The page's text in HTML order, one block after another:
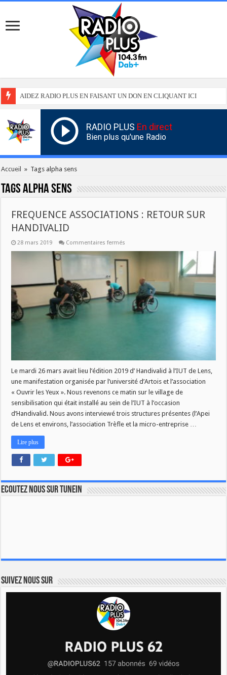
AIDEZ RADIO PLUS EN FAISANT UN DON EN CLIQUANT ICI
RADIO PLUS En direct
Bien plus qu'une Radio
Accueil » Tags alpha sens
Tagsalpha sens
FREQUENCE ASSOCIATIONS : RETOUR SUR
HANDIVALID
28 mars 2019 Commentaires fermés
:
HANDIVALID
Le mardi 26 mars avait lieu l’édition 2019 d’ Handivalid à l’IUT de Lens,
une manifestation organisée par l’université d’Artois et l’association
« Ouvrir les Yeux ». Nous revenons ce matin sur le village de
sensibilisation qui était installé au sein de l’IUT à l’occasion
d’Handivalid. Nous avons interviewé trois structures présentes (l’Apei
de Lens et environs, l’association Trèfle et la micro-entreprise …
Lire plus
Ecoutez nous sur TuneIn
Suivez nous sur